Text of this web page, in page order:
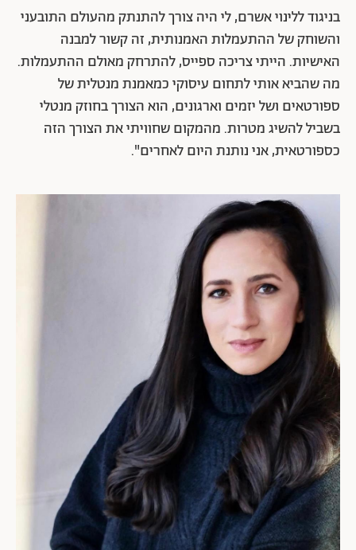
בניגוד ללינוי אשרם, לי היה צורך להתנתק מהעולם התובעני
והשוחק של ההתעמלות האמנותית, זה קשור למבנה
האישיות. הייתי צריכה ספייס, להתרחק מאולם ההתעמלות.
מה שהביא אותי לתחום עיסוקי כמאמנת מנטלית של
ספורטאים ושל יזמים וארגונים, הוא הצורך בחוזק מנטלי
בשביל להשיג מטרות. מהמקום שחוויתי את הצורך הזה
כספורטאית, אני נותנת היום לאחרים".